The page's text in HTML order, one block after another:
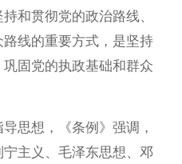
和贯彻党的政治路线、
线的重要方式，是坚持
固党的执政基础和群众
想，《条例》强调，
主义、毛泽东思想、邓